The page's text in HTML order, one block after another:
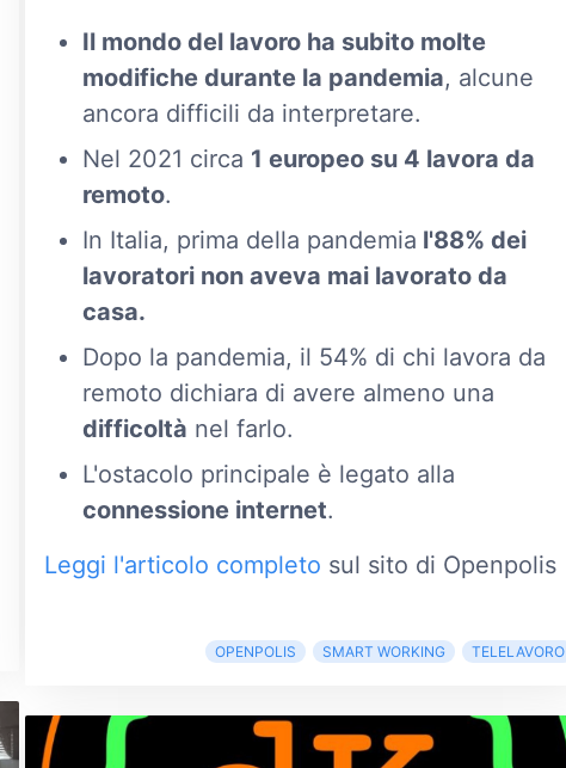
Il mondo del lavoro ha subito molte
modifiche durante la pandemia, alcune
ancora difficili da interpretare.
Nel 2021 circa 1 europeo su 4 lavora da
remoto.
In Italia, prima della pandemia l'88% dei
lavoratori non aveva mai lavorato da
casa.
Dopo la pandemia, il 54% di chi lavora da
remoto dichiara di avere almeno una
difficoltà nel farlo.
L'ostacolo principale è legato alla
connessione internet.
Leggi l'articolo completo sul sito di Openpolis
OPENPOLIS SMART WORKING TELELAVORO